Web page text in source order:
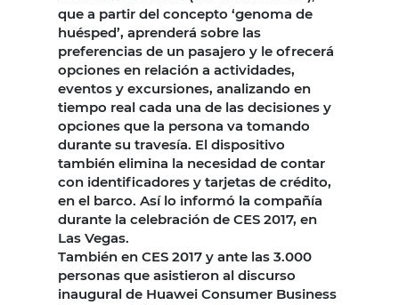
que a partir del concepto ‘genoma de
huésped’, aprenderá sobre las
preferencias de un pasajero y le ofrecerá
opciones en relación a actividades,
eventos y excursiones, analizando en
tiempo real cada una de las decisiones y
opciones que la persona va tomando
durante su travesía. El dispositivo
también elimina la necesidad de contar
con identificadores y tarjetas de crédito,
en el barco. Así lo informó la compañía
durante la celebración de CES 2017, en
Las Vegas.
También en CES 2017 y ante las 3.000
personas que asistieron al discurso
inaugural de Huawei Consumer Business